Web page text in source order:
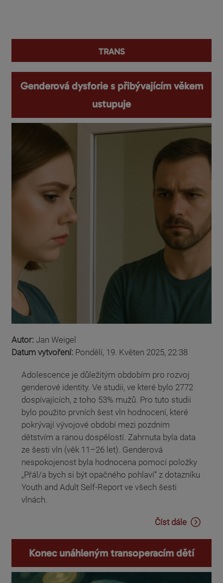
trans
Genderová dysforie s přibývajícím věkem
ustupuje
Autor: Jan Weigel
Datum vytvoření: Pondělí, 19. Květen 2025, 22:38
Adolescence je důležitým obdobím pro rozvoj
genderové identity. Ve studii, ve které bylo 2772
dospívajících, z toho 53% mužů. Pro tuto studii
bylo použito prvních šest vln hodnocení, které
pokrývají vývojové období mezi pozdním
dětstvím a ranou dospělostí. Zahrnuta byla data
ze šesti vln (věk 11–26 let). Genderová
nespokojenost byla hodnocena pomocí položky
„Přál/a bych si být opačného pohlaví“ z dotazníku
Youth and Adult Self-Report ve všech šesti
vlnách.
Číst dále
Konec unáhleným transoperacím dětí